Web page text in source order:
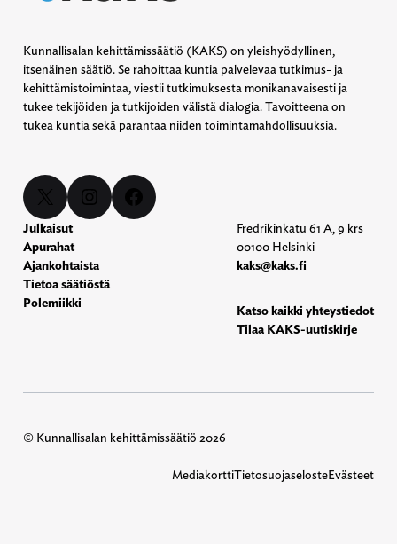
Kunnallisalan kehittämissäätiö (KAKS) on yleishyödyllinen,
itsenäinen säätiö. Se rahoittaa kuntia palvelevaa tutkimus- ja
kehittämistoimintaa, viestii tutkimuksesta monikanavaisesti ja
tukee tekijöiden ja tutkijoiden välistä dialogia. Tavoitteena on
tukea kuntia sekä parantaa niiden toimintamahdollisuuksia.
X Instagram Facebook
Julkaisut
Apurahat
Ajankohtaista
Tietoa säätiöstä
Polemiikki
Fredrikinkatu 61 A, 9 krs
00100 Helsinki
kaks@kaks.fi
Katso kaikki yhteystiedot
Tilaa KAKS-uutiskirje
© Kunnallisalan kehittämissäätiö 2026
MediakorttiTietosuojaselosteEvästeet